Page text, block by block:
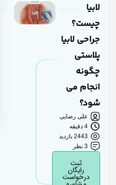
چیست؟
جراحی لابیا
پلاستی
چگونه
انجام می
شود؟
علی رضایی
4 دقیقه
2443 بازدید
3 نظر
رایگان
درخواست